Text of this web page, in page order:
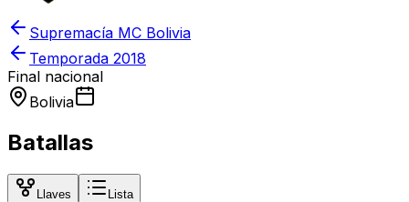
Supremacía MC Bolivia
Temporada 2018
Final nacional
Bolivia
Batallas
Llaves Lista